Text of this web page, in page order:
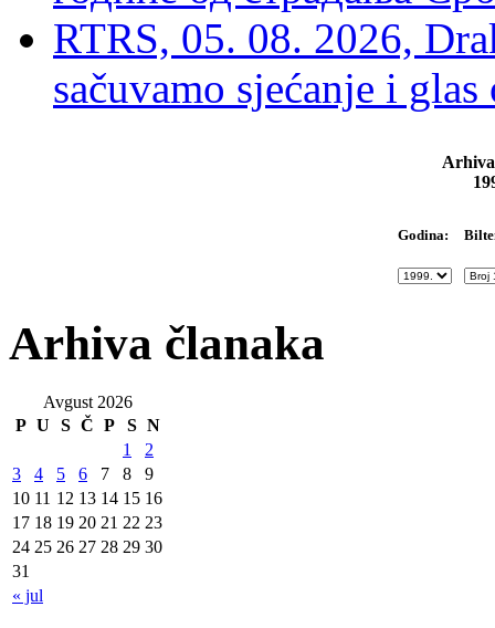
RTRS, 05. 08. 2026,
sačuvamo sjećanje i
Godina:
Arhiva članaka
Avgust 2026
P U S Č P S N
« jul
1
2
3
4 5 6 7 8
9
10 11 12 13 14 15 16
17 18 19 20 21 22 23
24 25 26 27 28 29 30
31